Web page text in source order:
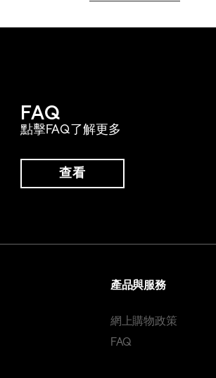
FAQ
點擊FAQ了解更多
查看
產品與服務
網上購物政策
FAQ